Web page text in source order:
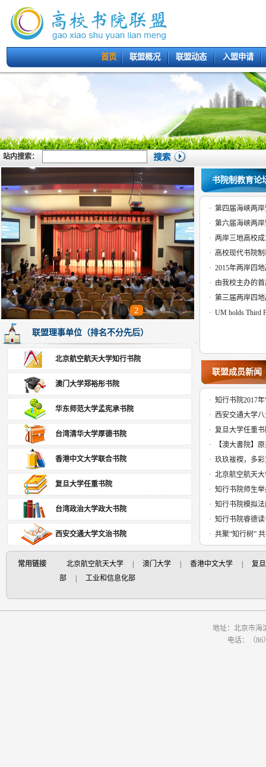
首页 联盟概况 联盟动态 入盟申请
站内搜索：
1 2 3 4 5
联盟理事单位（排名不分先后）
北京航空航天大学知行书院
澳门大学郑裕彤书院
华东师范大学孟宪承书院
台湾清华大学厚德书院
香港中文大学联合书院
复旦大学任重书院
台湾政治大学政大书院
西安交通大学文治书院
书院制教育论
· 第四届海峡两
· 第六届海峡两
· 两岸三地高校
· 高校现代书院
· 2015年两岸四
· 由我校主办的
· 第三届两岸四
· UM holds Third
联盟成员新闻
· 知行书院2017
· 西安交通大学
· 复旦大学任重
·
【澳大書院】
· 玖玖袚禊，多
· 北京航空航天
· 知行书院师生
· 知行书院模拟
· 知行书院睿德
· 共聚“知行树”
常用链接 北京航空航天大学 澳门大学 香港中文大学
复
部
工业和信息化部
地址：北京市海
电话：（86